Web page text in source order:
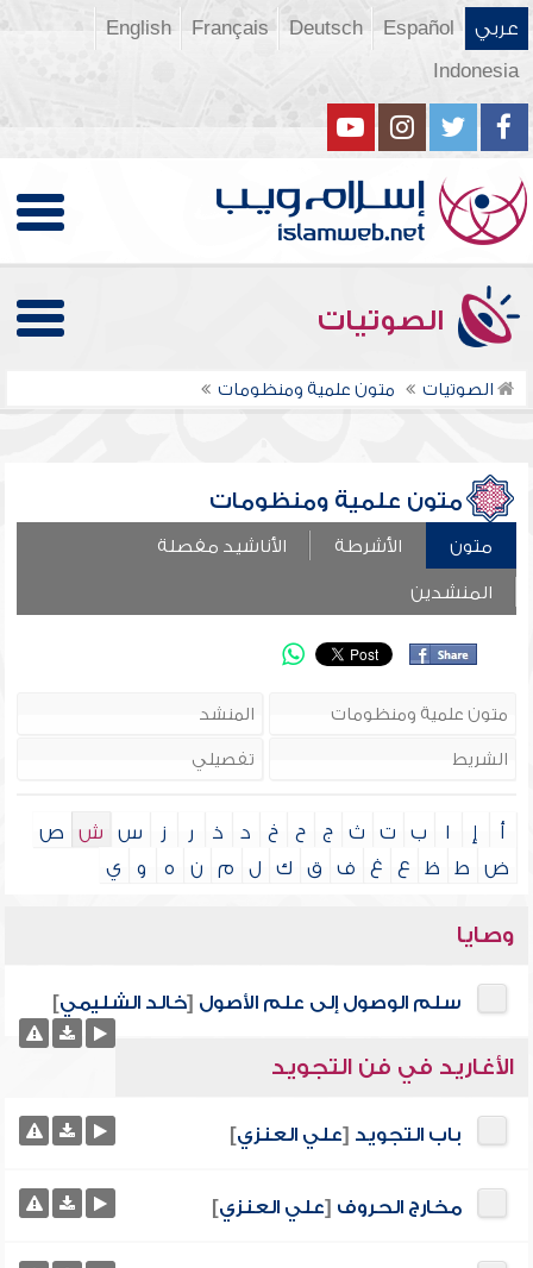
عربي Español
Deutsch
Français
English
Indonesia
الصوتيات
الصوتيات متون علمية ومنظومات
متون علمية ومنظومات
متون الأشرطة الأناشيد مفصلة
المنشدين
أ إ ا ب ت ث ج ح خ د ذ ر ز س ش
ص
ض
ط ظ ع غ ف ق ك ل م ن ه و ي
وصايا
سلم الوصول إلى علم الأصول [خالد الشليمي]
الأغاريد في فن التجويد
باب التجويد [علي العنزي]
مخارج الحروف [علي العنزي]